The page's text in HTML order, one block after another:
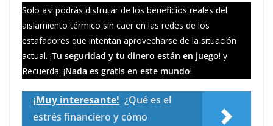
Solo así podrás disfrutar de los beneficios reales del
aislamiento térmico sin caer en las redes de los
estafadores que intentan aprovecharse de la situación
actual. ¡Tu seguridad y tu dinero están en juego! y
Recuerda: ¡Nada es gratis en este mundo!
¡Muy interesante! ¿Qué es el
estrés financiero y cómo